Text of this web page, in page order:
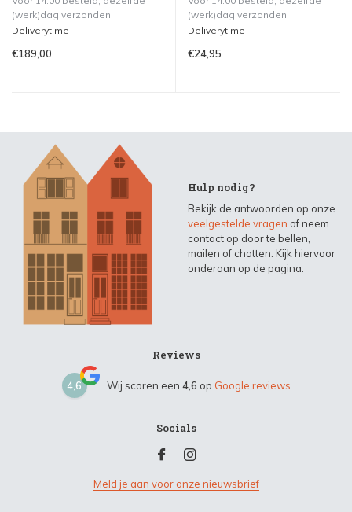
(werk)dag verzonden.
Deliverytime
€189,00
(werk)dag verzonden.
Deliverytime
€24,95
Hulp nodig?
Bekijk de antwoorden op onze
veelgestelde vragen of neem
contact op door te bellen,
mailen of chatten. Kijk hiervoor
onderaan op de pagina.
Reviews
4,6 Wij scoren een 4,6 op Google reviews
Socials
Meld je aan voor onze nieuwsbrief